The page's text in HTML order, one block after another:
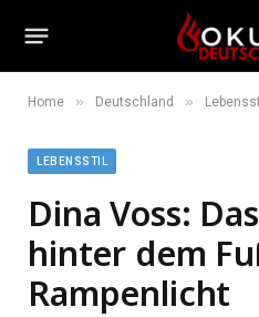
Home » Deutschland »
LEBENSSTIL
Dina Voss:
hinter dem
Rampenlicht